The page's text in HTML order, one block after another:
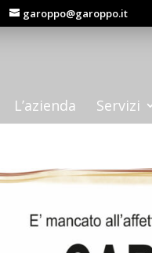
garoppo@garoppo.it
L’azienda Servizi